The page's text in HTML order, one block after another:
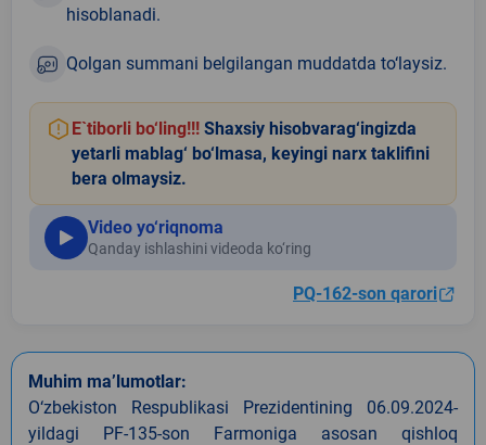
hisoblanadi.
Qolgan summani belgilangan muddatda to‘laysiz.
E`tiborli bo‘ling!!! Shaxsiy hisobvarag‘ingizda
yetarli mablag‘ bo‘lmasa, keyingi narx taklifini
bera olmaysiz.
Video yo‘riqnoma
Qanday ishlashini videoda ko‘ring
PQ-162-son qarori
Muhim ma’lumotlar:
O‘zbekiston Respublikasi Prezidentining 06.09.2024-
yildagi PF-135-son Farmoniga asosan qishloq